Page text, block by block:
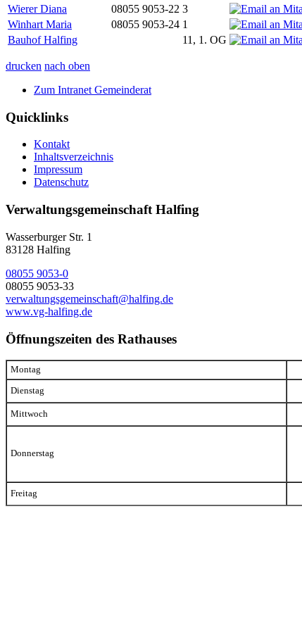
Wierer Diana
08055 9053-22 3
Winhart Maria
08055 9053-24 1
Bauhof Halfing
11, 1. OG
drucken nach oben
Zum Intranet Gemeinderat
Quicklinks
Kontakt
Inhaltsverzeichnis
Impressum
Datenschutz
Verwaltungsgemeinschaft Halfing
Wasserburger Str. 1
83128 Halfing
08055 9053-0
08055 9053-33
verwaltungsgemeinschaft@halfing.de
www.vg-halfing.de
Öffnungszeiten des Rathauses
Montag
Dienstag
Mittwoch
Donnerstag
Freitag